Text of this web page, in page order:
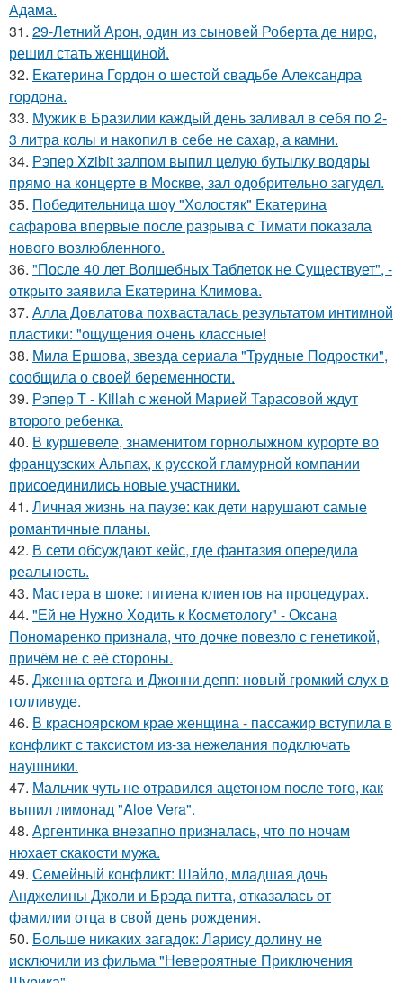
Адама.
31. 29-Летний Арон, один из сыновей Роберта де ниро,
решил стать женщиной.
32. Екатерина Гордон о шестой свадьбе Александра
гордона.
33. Мужик в Бразилии каждый день заливал в себя по 2-
3 литра колы и накопил в себе не сахар, а камни.
34. Рэпер Xzibit залпом выпил целую бутылку водяры
прямо на концерте в Москве, зал одобрительно загудел.
35. Победительница шоу "Холостяк" Екатерина
сафарова впервые после разрыва с Тимати показала
нового возлюбленного.
36. "После 40 лет Волшебных Таблеток не Существует", -
открыто заявила Екатерина Климова.
37. Алла Довлатова похвасталась результатом интимной
пластики: "ощущения очень классные!
38. Мила Ершова, звезда сериала "Трудные Подростки",
сообщила о своей беременности.
39. Рэпер T - Killah с женой Марией Тарасовой ждут
второго ребенка.
40. В куршевеле, знаменитом горнолыжном курорте во
французских Альпах, к русской гламурной компании
присоединились новые участники.
41. Личная жизнь на паузе: как дети нарушают самые
романтичные планы.
42. В сети обсуждают кейс, где фантазия опередила
реальность.
43. Мастера в шоке: гигиена клиентов на процедурах.
44. "Ей не Нужно Ходить к Косметологу" - Оксана
Пономаренко признала, что дочке повезло с генетикой,
причём не с её стороны.
45. Дженна ортега и Джонни депп: новый громкий слух в
голливуде.
46. В красноярском крае женщина - пассажир вступила в
конфликт с таксистом из-за нежелания подключать
наушники.
47. Мальчик чуть не отравился ацетоном после того, как
выпил лимонад "Aloe Vera".
48. Аргентинка внезапно призналась, что по ночам
нюхает скакости мужа.
49. Семейный конфликт: Шайло, младшая дочь
Анджелины Джоли и Брэда питта, отказалась от
фамилии отца в свой день рождения.
50. Больше никаких загадок: Ларису долину не
исключили из фильма "Невероятные Приключения